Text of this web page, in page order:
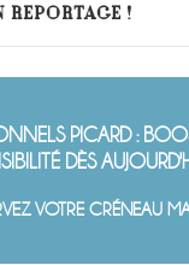
!
PICARD :
DÈS
VOTRE CRÉNEAU